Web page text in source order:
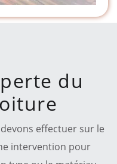
du
effectuer sur le
intervention pour